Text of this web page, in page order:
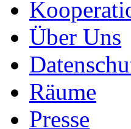
Über Uns
Räume
Presse